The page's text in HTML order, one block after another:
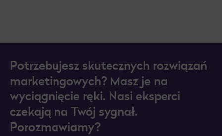
Potrzebujesz skutecznych rozwiązań
marketingowych? Masz je na
wyciągnięcie ręki. Nasi eksperci
czekają na Twój sygnał.
Porozmawiamy?